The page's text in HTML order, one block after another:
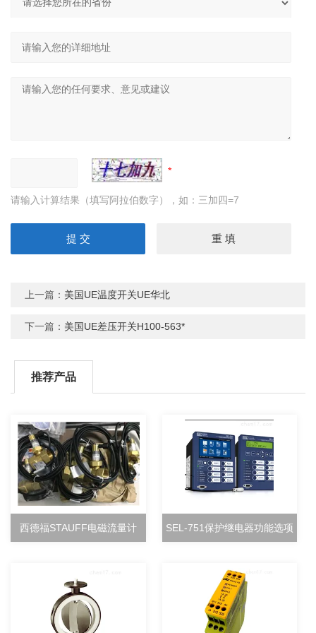
请输入计算结果（填写阿拉伯数字），如：三加四=7
上一篇： 美国UE温度开关UE华北
下一篇： 美国UE差压开关H100-563*
推荐产品
西德福STAUFF电磁流量计 SEL-751保护继电器功能选项